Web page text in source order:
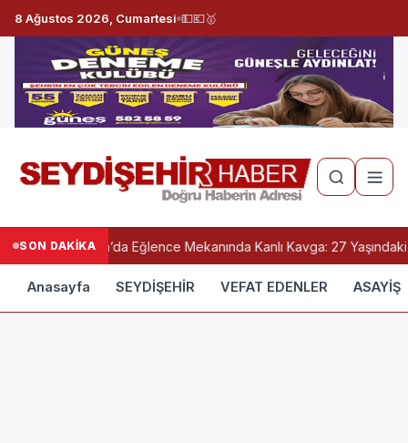
8 Ağustos 2026, Cumartesi 💵💶🥇
SON DAKİKAKonya’da Eğlence Mekanında Kanlı Kavga: 27 Yaşındaki
Anasayfa SEYDİŞEHİR VEFAT EDENLER ASAYİŞ